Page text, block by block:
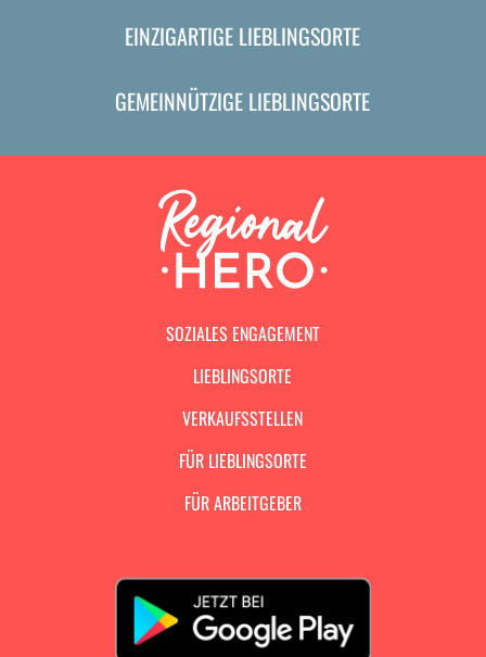
EINZIGARTIGE LIEBLINGSORTE
GEMEINNÜTZIGE LIEBLINGSORTE
SOZIALES ENGAGEMENT
LIEBLINGSORTE
VERKAUFSSTELLEN
FÜR LIEBLINGSORTE
FÜR ARBEITGEBER